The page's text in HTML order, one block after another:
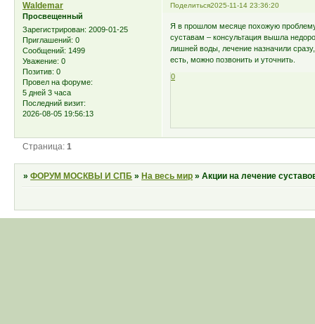
Поделиться2025-11-14 23:36:20
Waldemar
Просвещенный
Зарегистрирован: 2009-01-25
Приглашений: 0
Сообщений: 1499
Уважение: 0
Позитив: 0
Провел на форуме:
5 дней 3 часа
Последний визит:
2026-08-05 19:56:13
Я в прошлом месяце похожую
суставам – консультация вышла
лишней воды, лечение назначили
есть, можно позвонить и уточнить.
0
Страница:1
»ФОРУМ МОСКВЫ И СПБ » На весь мир »Акции на лечение